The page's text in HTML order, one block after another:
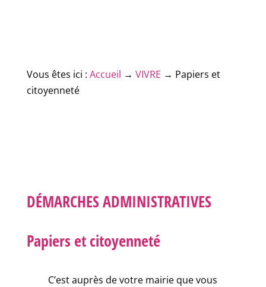
Vous êtes ici : Accueil → VIVRE → Papiers et
citoyenneté
DÉMARCHES ADMINISTRATIVES
Papiers et citoyenneté
C’est auprès de votre mairie que vous